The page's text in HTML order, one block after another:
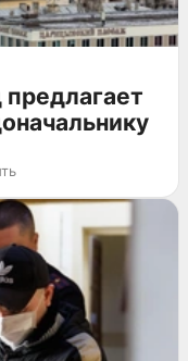
предлагает